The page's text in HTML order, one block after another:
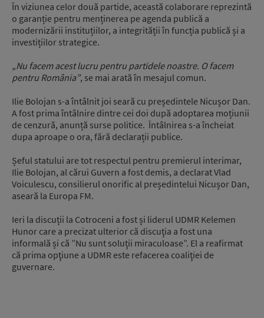
În viziunea celor două partide, această colaborare reprezintă
o garanție pentru menținerea pe agenda publică a
modernizării instituțiilor, a integrității în funcția publică și a
investițiilor strategice.
„Nu facem acest lucru pentru partidele noastre. O facem
pentru România”, se mai arată în mesajul comun.
Ilie Bolojan s-a întâlnit joi seară cu președintele Nicușor Dan.
A fost prima întâlnire dintre cei doi după adoptarea moțiunii
de cenzură, anunță surse politice. Întâlnirea s-a încheiat
dupa aproape o ora, fără declarații publice.
Șeful statului are tot respectul pentru premierul interimar,
Ilie Bolojan, al cărui Guvern a fost demis, a declarat Vlad
Voiculescu, consilierul onorific al președintelui Nicușor Dan,
aseară la Europa FM.
Ieri la discuții la Cotroceni a fost și liderul UDMR Kelemen
Hunor care a precizat ulterior că discuţia a fost una
informală și că ”Nu sunt soluţii miraculoase”. El a reafirmat
că prima opţiune a UDMR este refacerea coaliţiei de
guvernare.